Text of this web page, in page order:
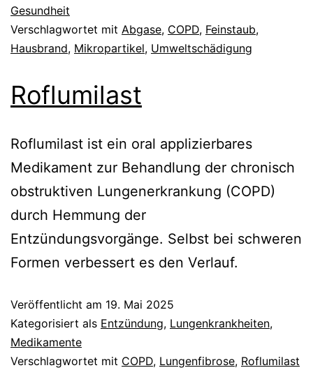
Gesundheit
Verschlagwortet mit Abgase, COPD, Feinstaub,
Hausbrand, Mikropartikel, Umweltschädigung
Roflumilast
Roflumilast ist ein oral applizierbares
Medikament zur Behandlung der chronisch
obstruktiven Lungenerkrankung (COPD)
durch Hemmung der
Entzündungsvorgänge. Selbst bei schweren
Formen verbessert es den Verlauf.
Veröffentlicht am 19. Mai 2025
Kategorisiert als Entzündung, Lungenkrankheiten,
Medikamente
Verschlagwortet mit COPD, Lungenfibrose, Roflumilast